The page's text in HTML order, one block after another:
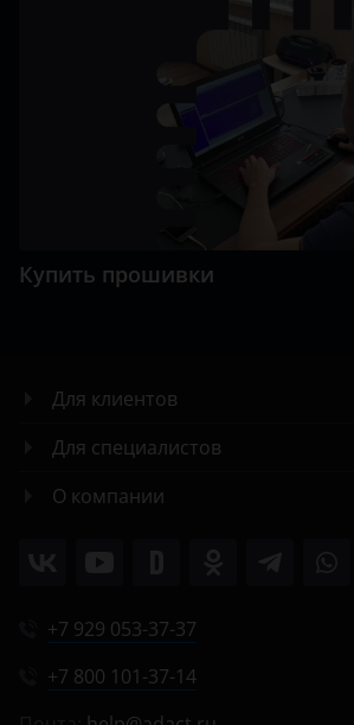
Купить прошивки
Для клиентов
Для специалистов
О компании
+7 929 053-37-37
+7 800 101-37-14